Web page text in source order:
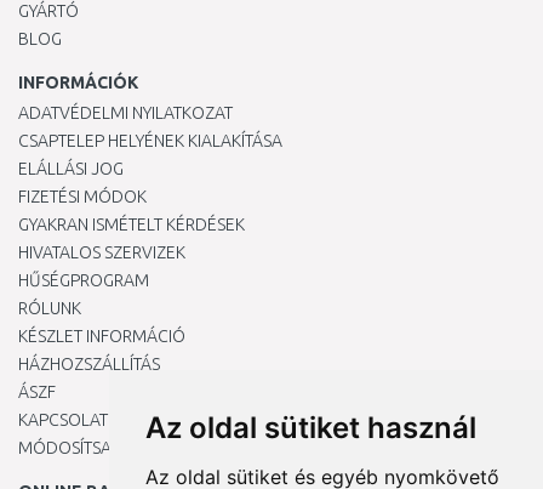
Az oldal sütiket használ
Az oldal sütiket és egyéb nyomkövető
GYÁRTÓ
BLOG
INFORMÁCIÓK
ADATVÉDELMI NYILATKOZAT
CSAPTELEP HELYÉNEK KIALAKÍTÁSA
ELÁLLÁSI JOG
FIZETÉSI MÓDOK
GYAKRAN ISMÉTELT KÉRDÉSEK
HIVATALOS SZERVIZEK
HŰSÉGPROGRAM
RÓLUNK
KÉSZLET INFORMÁCIÓ
HÁZHOZSZÁLLÍTÁS
ÁSZF
KAPCSOLAT
MÓDOSÍTSA A COOKIE-BEÁLLÍTÁSAIMAT